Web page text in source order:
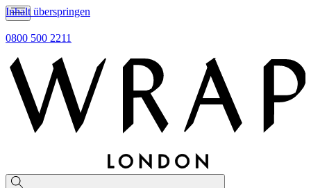
Inhalt überspringen
0800 500 2211